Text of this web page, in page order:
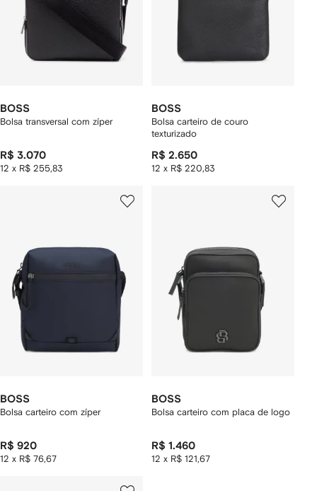
BOSS
Bolsa transversal com zíper
R$ 3.070
12 x R$ 255,83
BOSS
Bolsa carteiro de couro
texturizado
R$ 2.650
12 x R$ 220,83
BOSS
Bolsa carteiro com zíper
R$ 920
12 x R$ 76,67
BOSS
Bolsa carteiro com placa de logo
R$ 1.460
12 x R$ 121,67